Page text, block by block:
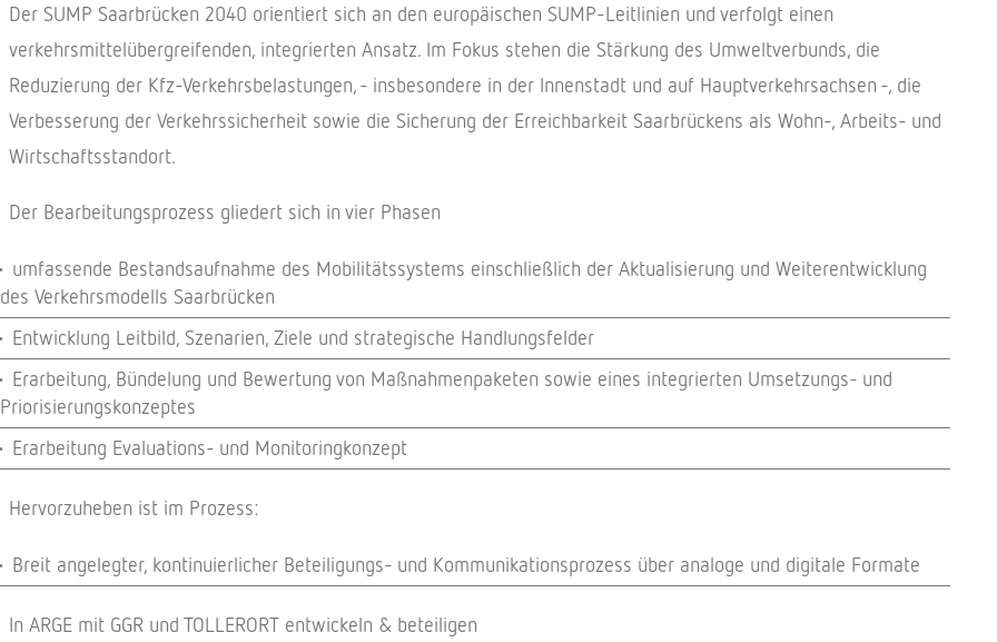
Der SUMP Saarbrücken 2040 orientiert sich an den europäischen SUMP-Leitlinien und verfolgt einen
verkehrsmittelübergreifenden, integrierten Ansatz. Im Fokus stehen die Stärkung des Umweltverbunds, die
Reduzierung der Kfz-Verkehrsbelastungen, - insbesondere in der Innenstadt und auf Hauptverkehrsachsen -, die
Verbesserung der Verkehrssicherheit sowie die Sicherung der Erreichbarkeit Saarbrückens als Wohn-, Arbeits- und
Wirtschaftsstandort.
Der Bearbeitungsprozess gliedert sich in vier Phasen
umfassende Bestandsaufnahme des Mobilitätssystems einschließlich der Aktualisierung und Weiterentwicklung
des Verkehrsmodells Saarbrücken
Entwicklung Leitbild, Szenarien, Ziele und strategische Handlungsfelder
Erarbeitung, Bündelung und Bewertung von Maßnahmenpaketen sowie eines integrierten Umsetzungs- und
Priorisierungskonzeptes
Erarbeitung Evaluations- und Monitoringkonzept
Hervorzuheben ist im Prozess:
Breit angelegter, kontinuierlicher Beteiligungs- und Kommunikationsprozess über analoge und digitale Formate
In ARGE mit GGR und TOLLERORT entwickeln & beteiligen